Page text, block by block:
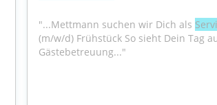
"...Mettmann suchen wir Dich als
(m/w/d) Frühstück So sieht Dein Tag
Gästebetreuung..."